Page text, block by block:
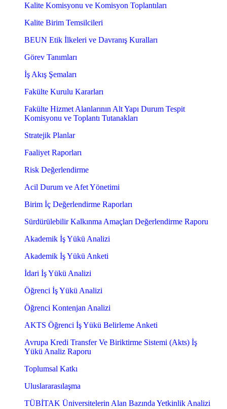
Kalite Komisyonu ve Komisyon Toplantıları
Kalite Birim Temsilcileri
BEUN Etik İlkeleri ve Davranış Kuralları
Görev Tanımları
İş Akış Şemaları
Fakülte Kurulu Kararları
Fakülte Hizmet Alanlarının Alt Yapı Durum Tespit
Komisyonu ve Toplantı Tutanakları
Stratejik Planlar
Faaliyet Raporları
Risk Değerlendirme
Acil Durum ve Afet Yönetimi
Birim İç Değerlendirme Raporları
Sürdürülebilir Kalkınma Amaçları Değerlendirme Raporu
Akademik İş Yükü Analizi
Akademik İş Yükü Anketi
İdari İş Yükü Analizi
Öğrenci İş Yükü Analizi
Öğrenci Kontenjan Analizi
AKTS Öğrenci İş Yükü Belirleme Anketi
Avrupa Kredi Transfer Ve Biriktirme Sistemi (Akts) İş
Yükü Analiz Raporu
Toplumsal Katkı
Uluslararasılaşma
TÜBİTAK Üniversitelerin Alan Bazında Yetkinlik Analizi